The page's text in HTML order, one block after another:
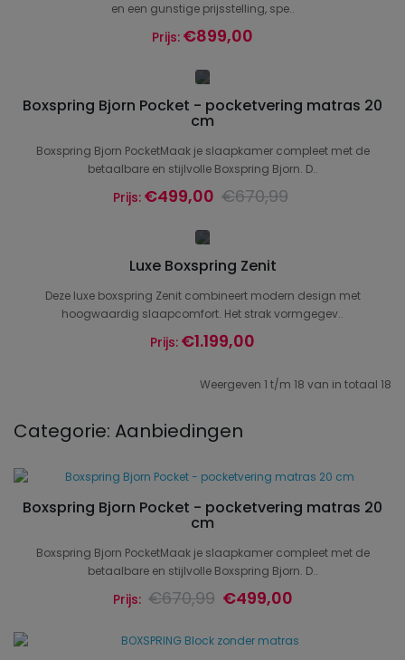
en een gunstige prijsstelling, spe..
Prijs: €899,00
Boxspring Bjorn Pocket - pocketvering matras 20
cm
Boxspring Bjorn PocketMaak je slaapkamer compleet met de
betaalbare en stijlvolle Boxspring Bjorn. D..
Prijs: €499,00 €670,99
Luxe Boxspring Zenit
Deze luxe boxspring Zenit combineert modern design met
hoogwaardig slaapcomfort. Het strak vormgegev..
Prijs: €1.199,00
Weergeven 1 t/m 18 van in totaal 18
Categorie: Aanbiedingen
Boxspring Bjorn Pocket - pocketvering matras 20
cm
Boxspring Bjorn PocketMaak je slaapkamer compleet met de
betaalbare en stijlvolle Boxspring Bjorn. D..
Prijs: €670,99 €499,00